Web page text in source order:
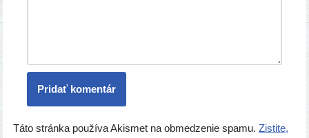
Táto stránka používa Akismet na obmedzenie spamu.Zistite,